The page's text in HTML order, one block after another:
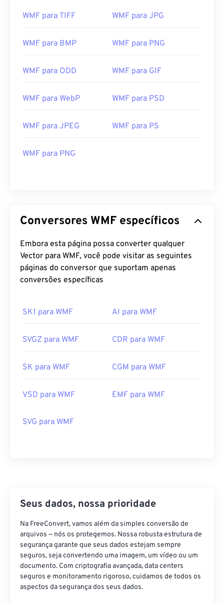
de imagem compatíveis, como o CorelDraw
Adobe Illustrator
Um visualizador alternativo para experimentar é o
XnView MP
, que é multiplataforma e gratuito.
incluemPhotoFiltre Studio,Ability Photopaint
WMF Converter Pro
Lançamento inicial:
WMF para TIFF WMF para JPG
WMF para BMP WMF para PNG
WMF para ODD WMF para GIF
WMF para WebP WMF para PSD
WMF para JPEG WMF para PS
WMF para PNG
Conversores WMF específicos
Embora esta página possa converter qualquer
Vector para WMF, você pode visitar as seguintes
páginas do conversor que suportam apenas
conversões específicas
SK1 para WMF AI para WMF
SVGZ para WMF CDR para WMF
SK para WMF CGM para WMF
VSD para WMF EMF para WMF
SVG para WMF
Seus dados, nossa prioridade
Na FreeConvert, vamos além da simples conversão de
arquivos — nós os protegemos. Nossa robusta estrutura de
segurança garante que seus dados estejam sempre
seguros, seja convertendo uma imagem, um vídeo ou um
documento. Com criptografia avançada, data centers
seguros e monitoramento rigoroso, cuidamos de todos os
aspectos da segurança dos seus dados.